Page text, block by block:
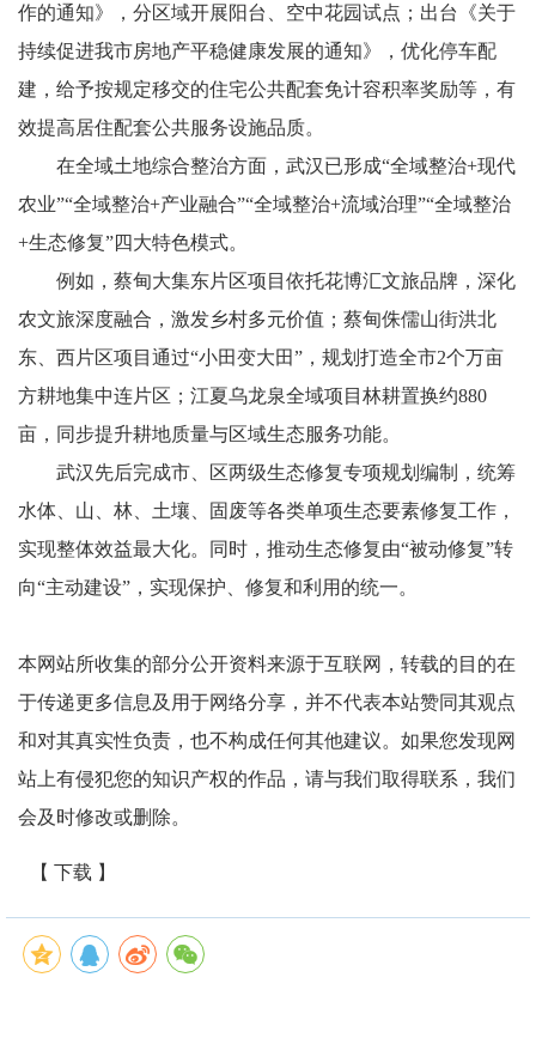
作的通知》，分区域开展阳台、空中花园试点；出台《关于
持续促进我市房地产平稳健康发展的通知》，优化停车配
建，给予按规定移交的住宅公共配套免计容积率奖励等，有
效提高居住配套公共服务设施品质。
在全域土地综合整治方面，武汉已形成“全域整治+现代
农业”“全域整治+产业融合”“全域整治+流域治理”“全域整治
+生态修复”四大特色模式。
例如，蔡甸大集东片区项目依托花博汇文旅品牌，深化
农文旅深度融合，激发乡村多元价值；蔡甸侏儒山街洪北
东、西片区项目通过“小田变大田”，规划打造全市2个万亩
方耕地集中连片区；江夏乌龙泉全域项目林耕置换约880
亩，同步提升耕地质量与区域生态服务功能。
武汉先后完成市、区两级生态修复专项规划编制，统筹
水体、山、林、土壤、固废等各类单项生态要素修复工作，
实现整体效益最大化。同时，推动生态修复由“被动修复”转
向“主动建设”，实现保护、修复和利用的统一。
本网站所收集的部分公开资料来源于互联网，转载的目的在
于传递更多信息及用于网络分享，并不代表本站赞同其观点
和对其真实性负责，也不构成任何其他建议。如果您发现网
站上有侵犯您的知识产权的作品，请与我们取得联系，我们
会及时修改或删除。
【 下载 】